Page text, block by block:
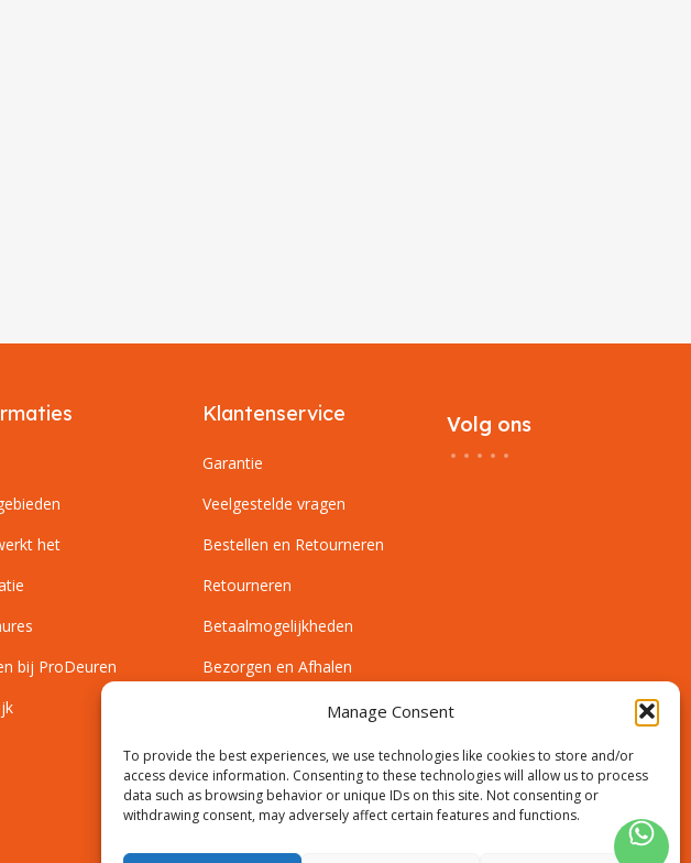
Manage Consent
To provide the best experiences, we use technologies like cookies to store and/or
access device information. Consenting to these technologies will allow us to process
data such as browsing behavior or unique IDs on this site. Not consenting or
withdrawing consent, may adversely affect certain features and functions.
het
bij ProDeuren
Klantenservice
Garantie
Veelgestelde vragen
Bestellen en Retourneren
Retourneren
Betaalmogelijkheden
Bezorgen en Afhalen
Leveringsvoorwaarden
Montagevoorwaarden
Inmeetservice Voorwaarden
Volg ons